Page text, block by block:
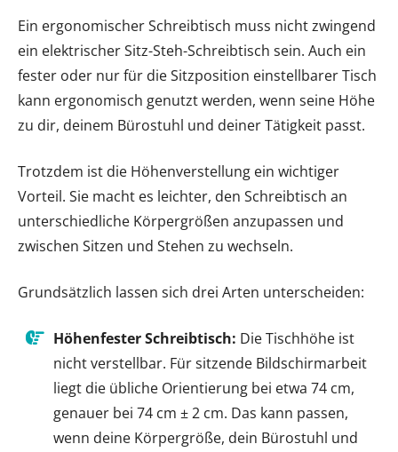
Ein ergonomischer Schreibtisch muss nicht zwingend
ein elektrischer Sitz-Steh-Schreibtisch sein. Auch ein
fester oder nur für die Sitzposition einstellbarer Tisch
kann ergonomisch genutzt werden, wenn seine Höhe
zu dir, deinem Bürostuhl und deiner Tätigkeit passt.
Trotzdem ist die Höhenverstellung ein wichtiger
Vorteil. Sie macht es leichter, den Schreibtisch an
unterschiedliche Körpergrößen anzupassen und
zwischen Sitzen und Stehen zu wechseln.
Grundsätzlich lassen sich drei Arten unterscheiden:
Höhenfester Schreibtisch: Die Tischhöhe ist
nicht verstellbar. Für sitzende Bildschirmarbeit
liegt die übliche Orientierung bei etwa 74 cm,
genauer bei 74 cm ± 2 cm. Das kann passen,
wenn deine Körpergröße, dein Bürostuhl und